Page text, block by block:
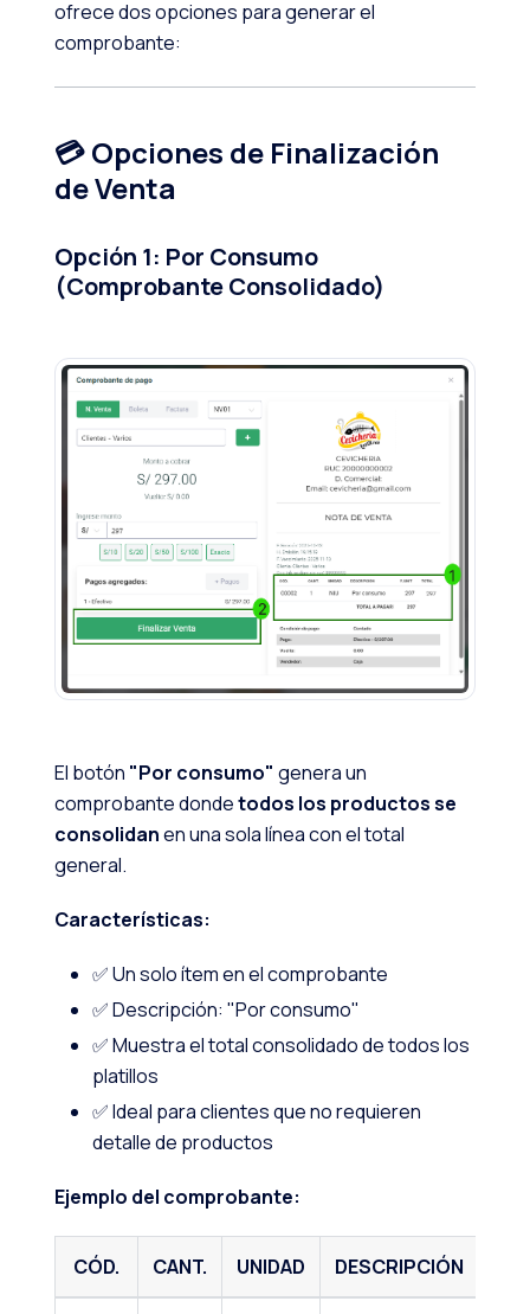
ofrece dos opciones para generar el
comprobante:
💳 Opciones de Finalización
de Venta
Opción 1: Por Consumo
(Comprobante Consolidado)
El botón "Por consumo" genera un
comprobante dondetodos los productos se
consolidanen una sola línea con el total
general.
Características:
✅ Un solo ítem en el comprobante
✅ Descripción: "Por consumo"
✅ Muestra el total consolidado de todos los
platillos
✅ Ideal para clientes que no requieren
detalle de productos
Ejemplo del comprobante:
CÓD. CANT. UNIDAD DESCRIPCIÓN